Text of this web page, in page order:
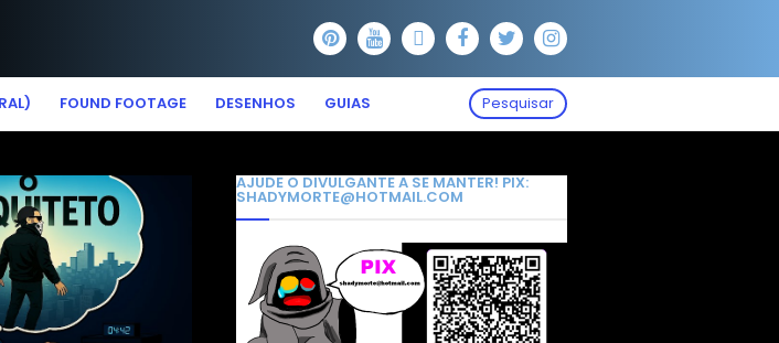
FOUND FOOTAGE DESENHOS GUIAS Pesquisar
AJUDE O DIVULGANTE A SE MANTER! PIX:
SHADYMORTE@HOTMAIL.COM